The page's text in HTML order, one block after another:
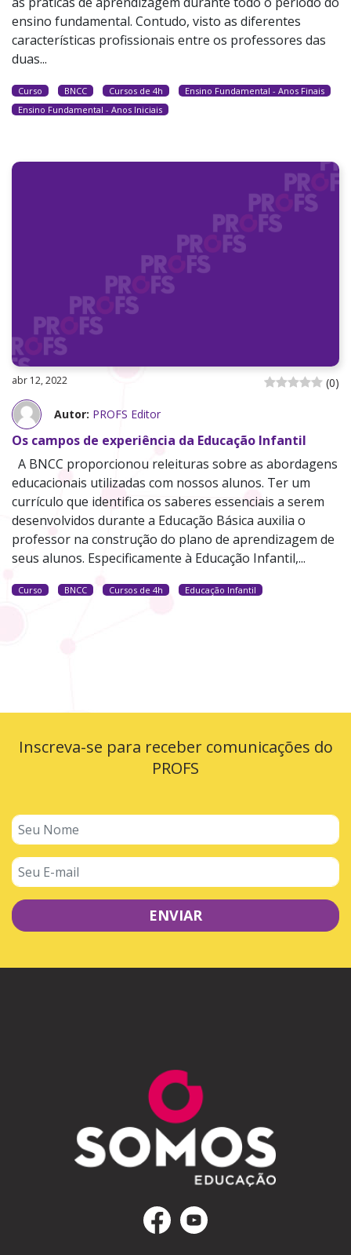
ensino fundamental. Contudo, visto as diferentes
características profissionais entre os professores das
duas...
Curso BNCC Cursos de 4h
Ensino Fundamental - Anos Finais
Ensino Fundamental - Anos Iniciais
abr 12, 2022 (0)
Autor: PROFS Editor
Os campos de experiência da Educação Infantil
A BNCC proporcionou releituras sobre as abordagens
educacionais utilizadas com nossos alunos. Ter um
currículo que identifica os saberes essenciais a serem
desenvolvidos durante a Educação Básica auxilia o
professor na construção do plano de aprendizagem de
seus alunos. Especificamente à Educação Infantil,...
Curso BNCC Cursos de 4h Educação Infantil
Inscreva-se para receber comunicações do
PROFS